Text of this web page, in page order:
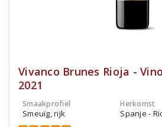
Vivanco Brunes Rioja -
2021
Smaakprofiel
Smeuïg, rijk
Herkomst
Spanje -